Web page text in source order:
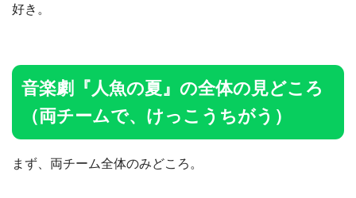
好き。
音楽劇『人魚の夏』の全体の見どころ
（両チームで、けっこうちがう）
まず、両チーム全体のみどころ。